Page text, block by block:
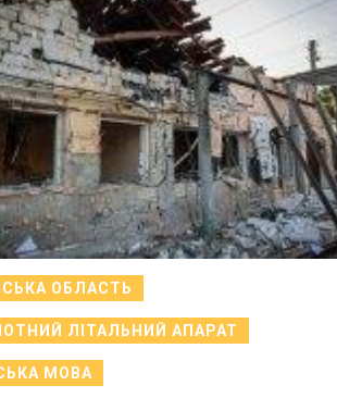
ОБЛАСТЬ
ЛІТАЛЬНИЙ АПАРАТ
МОВА